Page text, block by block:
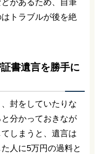
があるため、自筆
トラブルが後を絶
書遺言を勝手に
封をしていたりな
分かっておきなが
しまうと、遺言は
人に5万円の過料と